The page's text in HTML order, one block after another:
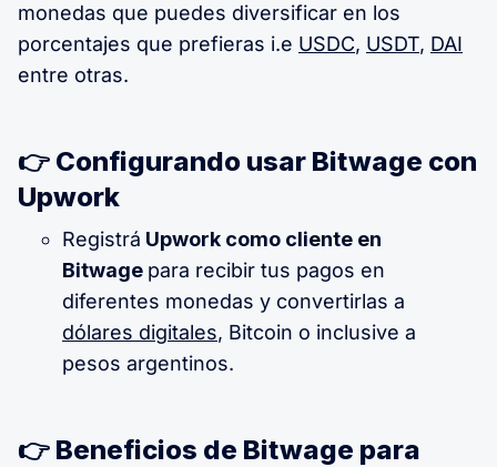
monedas que puedes diversificar en los
porcentajes que prefieras i.e USDC, USDT, DAI
entre otras.
👉 Configurando usar Bitwage con
Upwork
Registrá Upwork como cliente en
Bitwage para recibir tus pagos en
diferentes monedas y convertirlas a
dólares digitales, Bitcoin o inclusive a
pesos argentinos.
👉 Beneficios de Bitwage para